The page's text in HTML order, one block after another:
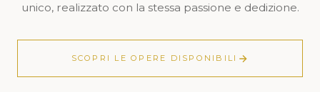
unico, realizzato con la stessa passione e dedizione.
SCOPRI LE OPERE DISPONIBILI